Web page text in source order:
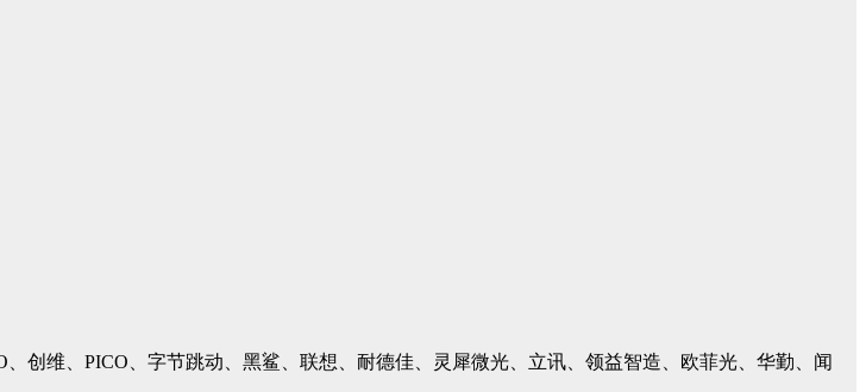
、创维、PICO、字节跳动、黑鲨、联想、耐德佳、灵犀微光、立讯、领益智造、欧菲光、华勤、闻